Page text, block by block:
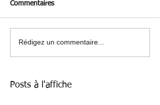
Posts à l'affiche
Commentaires
Rédigez un commentaire...